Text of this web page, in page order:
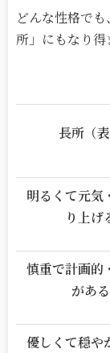
どんな性格で
所」にもなり得
長所（表
明るくて元気
り上げ
慎重で計画的
がある
優しくて穏や